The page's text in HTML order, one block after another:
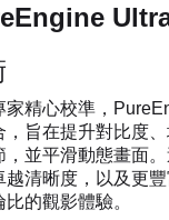
家精心校準，
旨在提升對比度、
並平滑動態畫面
越清晰度，以及更
的觀影體驗。